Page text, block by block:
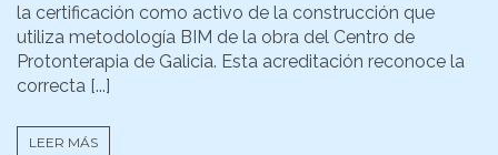
la certificación como activo de la construcción que
utiliza metodología BIM de la obra del Centro de
Protonterapia de Galicia. Esta acreditación reconoce la
correcta [...]
LEER MÁS